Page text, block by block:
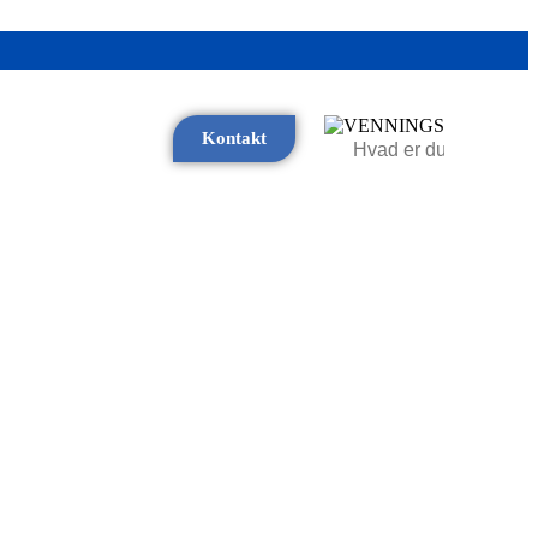
Kontakt